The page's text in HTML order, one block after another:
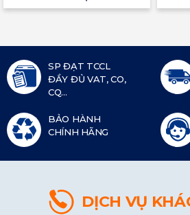
SP ĐẠT TCCL
ĐẦY ĐỦ VAT, CO,
CQ...
BẢO HÀNH
CHÍNH HÃNG
DỊCH VỤ